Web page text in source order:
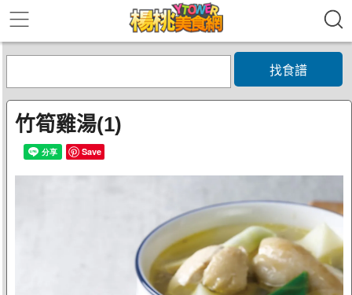
找食譜
竹筍雞湯(1)
Save